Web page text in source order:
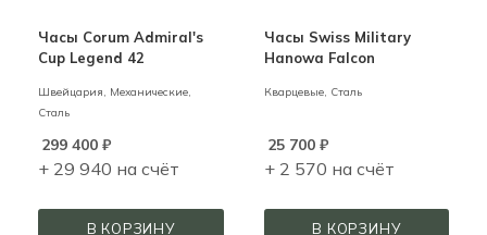
Часы Corum Admiral's
Cup Legend 42
Швейцария, Механические,
Сталь
299 400 ₽
+ 29 940 на счёт
В КОРЗИНУ
Часы Swiss Military
Hanowa Falcon
Кварцевые, Сталь
25 700₽
+ 2 570 на счёт
В КОРЗИНУ